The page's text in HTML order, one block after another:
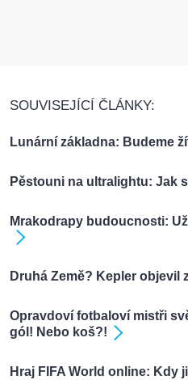
SOUVISEJÍCÍ ČLÁNKY:
Lunární základna: Budeme
Pěstouni na ultralightu: Jak
Mrakodrapy budoucnosti:
Druhá Země? Kepler objevil
Opravdoví fotbaloví mistři
gól! Nebo koš?!
Hraj FIFA World online: Kdy